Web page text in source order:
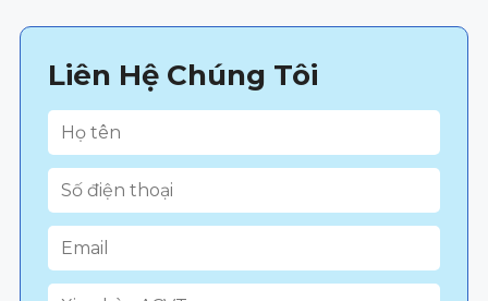
Liên Hệ Chúng Tôi